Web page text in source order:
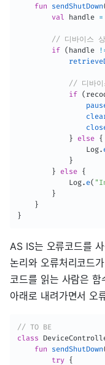
fun
sendShutDown
val handle =
// 디바이스
if ( handle
// 디바이
if (
}
else {
                Log
.
}
}
else {
            Log
. e(
}
}
}
AS IS는 오류코드를
논리와 오류처리코드
코드를 읽는 사람은
아래로 내려가면서 오
// TO BE
class
fun
sendShutDown
try {